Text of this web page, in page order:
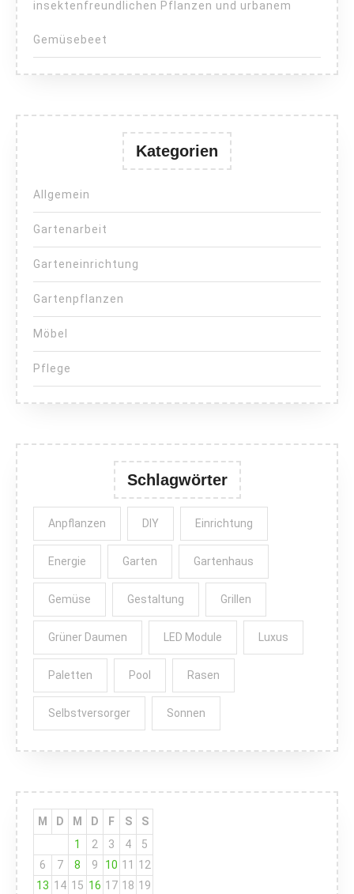
insektenfreundlichen Pflanzen und urbanem
Gemüsebeet
Kategorien
Allgemein
Gartenarbeit
Garteneinrichtung
Gartenpflanzen
Möbel
Pflege
Schlagwörter
Anpflanzen DIY Einrichtung
Energie Garten Gartenhaus
Gemüse Gestaltung Grillen
Grüner Daumen LED Module Luxus
Paletten Pool Rasen
Selbstversorger Sonnen
M D M D F S
S
1
2 3 4
5
6
7 8 9 10 11
12
13 14 15 16 17 18 19